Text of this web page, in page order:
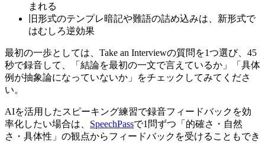
まれる
旧形式のテンプレ暗記や難語の詰め込みは、新形式で
はむしろ逆効果
最初の一歩としては、Take an Interviewの質問を1つ選び、45
秒で録音して、「結論を最初の一文で言えているか」「具体
例が抽象論になっていないか」をチェックしてみてくださ
い。
AIを活用したスピーキング練習で録音フィードバックを効
率化したい場合は、 SpeechPassで1問ずつ「的確さ・自然
さ・具体性」の観点からフィードバックを受けることもでき